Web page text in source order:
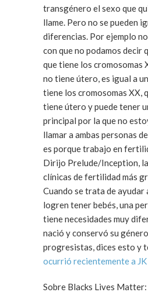
transgénero el sexo que
llame. Pero no se pueden
diferencias. Por ejemplo
con que no podamos decir
que tiene los cromosomas
no tiene útero, es igual a una persona que
tiene los cromosomas XX,
tiene útero y puede tener
principal por la que no
llamar a ambas personas
es porque trabajo en
Dirijo Prelude/Inception,
clínicas de fertilidad más
Cuando se trata de ayudar
logren tener bebés, una
tiene necesidades muy
nació y conservó su
progresistas, dices esto y
ocurrió recientemente a
Sobre Blacks Lives Matter: